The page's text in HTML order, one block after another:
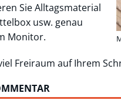
Sie Alltagsmaterial
usw. genau
Monitor.
Freiraum auf Ihrem